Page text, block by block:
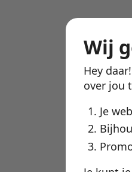
Wij
Hey
over jou
Je